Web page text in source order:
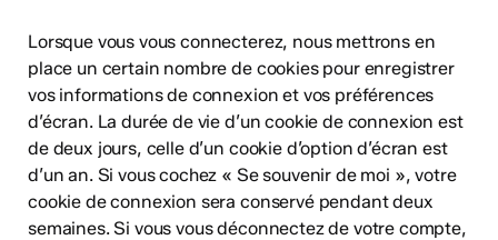
Lorsque vous vous connecterez, nous mettrons en
place un certain nombre de cookies pour enregistrer
vos informations de connexion et vos préférences
d’écran. La durée de vie d’un cookie de connexion est
de deux jours, celle d’un cookie d’option d’écran est
d’un an. Si vous cochez « Se souvenir de moi », votre
cookie de connexion sera conservé pendant deux
semaines. Si vous vous déconnectez de votre compte,